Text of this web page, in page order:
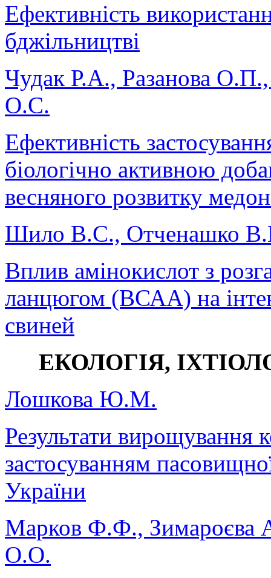
Ефективність
бджільництві
Чудак Р.А., Разанова
О.С.
Ефективність
біологічно активною
весняного розвитку
Шило В.С., Отченашко
Вплив амінокислот з
ланцюгом (ВСАА) на
свиней
ЕКОЛОГІЯ,
Лошкова Ю.М.
Результати вирощування
застосуванням
України
Марков Ф.Ф., Зимароєва
О.О.